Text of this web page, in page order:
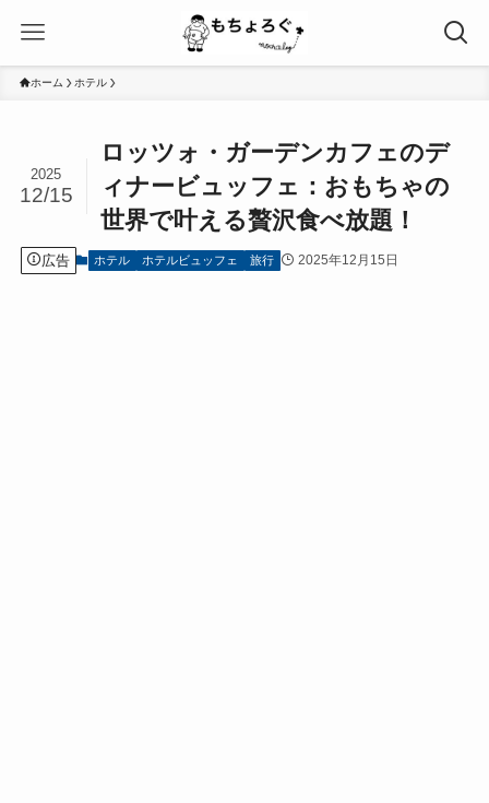
ホーム ホテル
ロッツォ・ガーデンカフェのデ
ィナービュッフェ：おもちゃの
世界で叶える贅沢食べ放題！
2025
12/15
広告 ホテル ホテルビュッフェ 旅行 2025年12月15日